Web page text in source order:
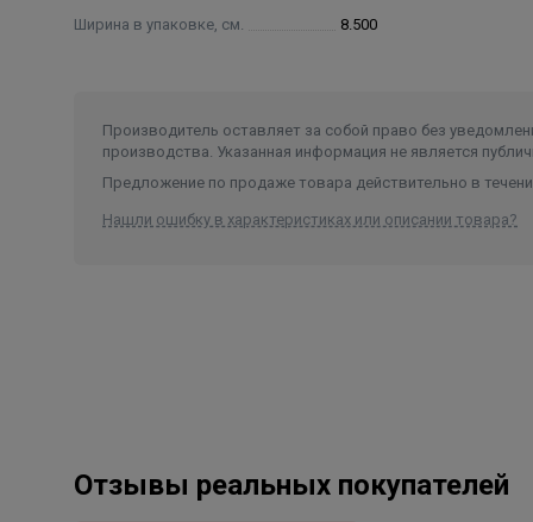
Ширина в упаковке, см. 8.500
Производитель оставляет за собой право без
производства. Указанная информация не является
Предложение по продаже товара действительно в
Нашли ошибку в характеристиках или описании товара?
Отзывы реальных покупателей